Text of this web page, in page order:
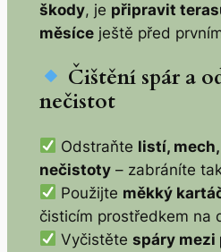
škody, je připravit
měsíceještě před
Čištění spár a
nečistot
Odstraňte listí,
nečistoty– zabráníte
Použijte měkký
čisticím prostředkem na
Vyčistěte spáry mezi